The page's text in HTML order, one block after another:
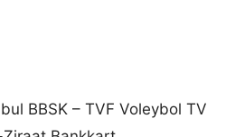
BBSK – TVF Voleybol TV